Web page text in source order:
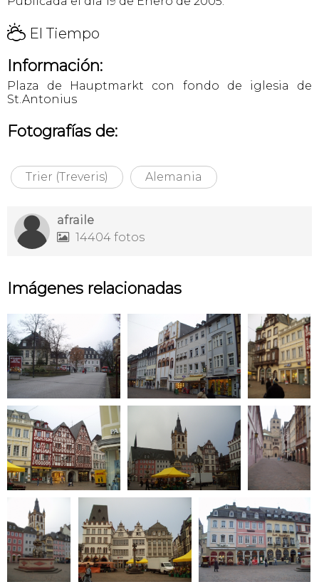
H El Tiempo
Información:
Plaza de Hauptmarkt con fondo de iglesia de
St.Antonius
Fotografías de:
Trier (Treveris) Alemania
afraile
 14404 fotos
Imágenes relacionadas